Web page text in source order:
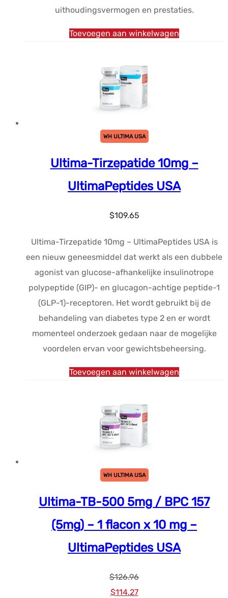
uithoudingsvermogen en prestaties.
Toevoegen aan winkelwagen
WH ULTIMA USA
Ultima-Tirzepatide 10mg –
UltimaPeptides USA
$109.65
Ultima-Tirzepatide 10mg – UltimaPeptides USA is
een nieuw geneesmiddel dat werkt als een dubbele
agonist van glucose-afhankelijke insulinotrope
polypeptide (GIP)- en glucagon-achtige peptide-1
(GLP-1)-receptoren. Het wordt gebruikt bij de
behandeling van diabetes type 2 en er wordt
momenteel onderzoek gedaan naar de mogelijke
voordelen ervan voor gewichtsbeheersing.
Toevoegen aan winkelwagen
WH ULTIMA USA
Ultima-TB-500 5mg / BPC 157
(5mg) – 1 flacon x 10 mg –
UltimaPeptides USA
$126.96
Oorspronkelijke
$114.27Huidige